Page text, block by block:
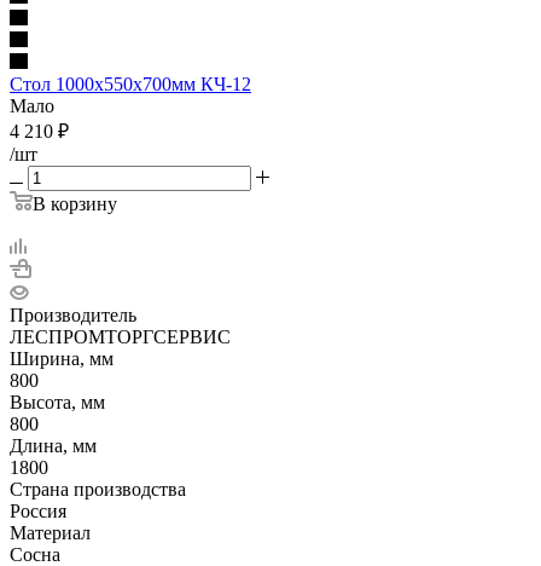
Стол 1000х550х700мм КЧ-12
Мало
4 210 ₽
/шт
В корзину
Производитель
ЛЕСПРОМТОРГСЕРВИС
Ширина, мм
800
Высота, мм
800
Длина, мм
1800
Страна производства
Россия
Материал
Сосна